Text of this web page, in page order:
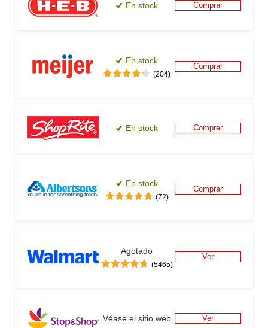
En stock Comprar
En stock
(204)
Comprar
En stock Comprar
En stock
(72)
Comprar
Agotado
(5465)
Ver
Véase el sitio web Ver